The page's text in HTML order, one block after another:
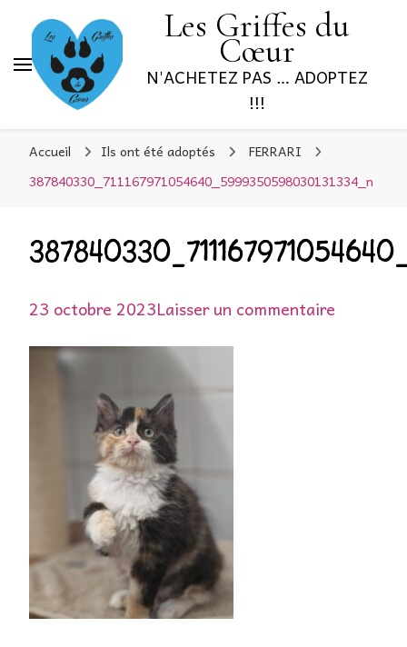
Les Griffes du
Cœur
N'ACHETEZ PAS … ADOPTEZ
!!!
Accueil Ils ont été adoptés
FERRARI
387840330_711167971054640_5999350598030131334_n
23 octobre 2023Laisser un commentaire